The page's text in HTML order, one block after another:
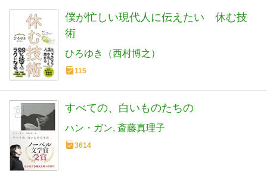
僕が忙しい現代人に伝えたい 休む技
術
ひろゆき（西村博之）
115
すべての、白いものたちの
ハン・ガン 斎藤真理子
3614